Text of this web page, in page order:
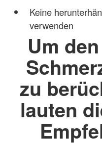
Keine
verwenden
Um
zu
lauten